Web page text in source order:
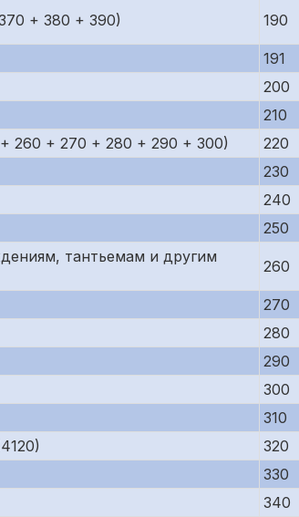
+ 380 + 390) 190
191
200
210
260 + 270 + 280 + 290 + 300)
220
230
240
250
тантьемам и другим
260
270
280
290
300
310
320
330
340